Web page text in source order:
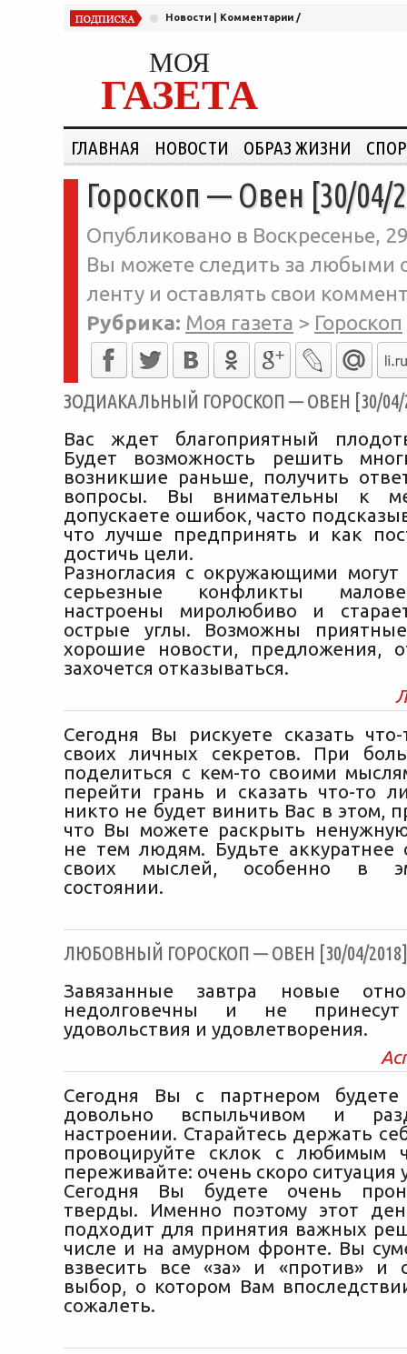
Новости Комментарии /
МОЯ
ГАЗЕТА
ГЛАВНАЯ НОВОСТИ ОБРАЗ ЖИЗНИ
Гороскоп — Овен [30/04/
Опубликовано в Воскресенье,
Вы можете следить за любыми
ленту и оставлять свои
Рубрика: Моя газета > Гороскоп
ЗОДИАКАЛЬНЫЙ ГОРОСКОП — ОВЕН [30/04/
Вас ждет благоприятный
Будет возможность решить
возникшие раньше, получить
вопросы. Вы внимательны к
допускаете ошибок, часто
что лучше предпринять и как
достичь цели.
Разногласия с окружающими могут
серьезные конфликты
настроены миролюбиво и
острые углы. Возможны
хорошие новости, предложения,
захочется отказываться.
Сегодня Вы рискуете сказать
своих личных секретов. При
поделиться с кем-то своими
перейти грань и сказать что-то
никто не будет винить Вас в этом,
что Вы можете раскрыть
не тем людям. Будьте аккуратнее
своих мыслей, особенно в
состоянии.
ЛЮБОВНЫЙ ГОРОСКОП — ОВЕН [30/04/2018]
Завязанные завтра новые
недолговечны и не принесут
удовольствия и удовлетворения.
Сегодня Вы с партнером
довольно вспыльчивом и
настроении. Старайтесь держать
провоцируйте склок с любимым
переживайте: очень скоро ситуация
Сегодня Вы будете очень
тверды. Именно поэтому этот
подходит для принятия важных
числе и на амурном фронте. Вы
взвесить все «за» и «против» и
выбор, о котором Вам
сожалеть.